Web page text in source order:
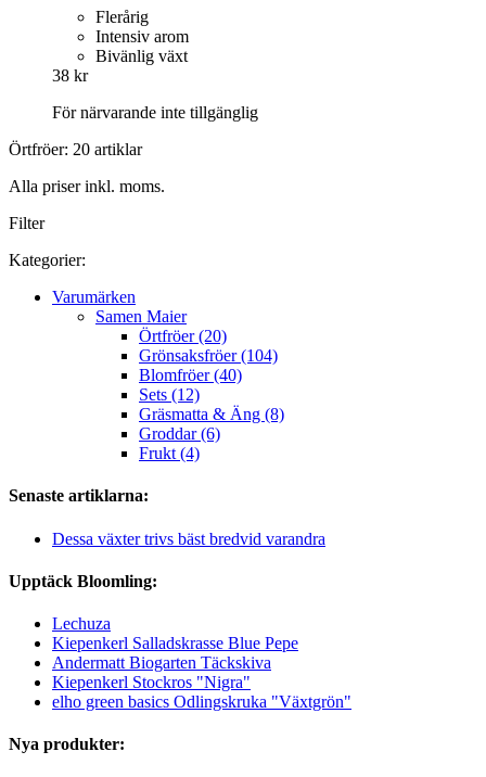
Flerårig
Intensiv arom
Bivänlig växt
38 kr
För närvarande inte tillgänglig
Örtfröer: 20 artiklar
Alla priser inkl. moms.
Filter
Kategorier:
Varumärken
Samen Maier
Örtfröer (20)
Grönsaksfröer (104)
Blomfröer (40)
Sets (12)
Gräsmatta & Äng (8)
Groddar (6)
Frukt (4)
Senaste artiklarna:
Dessa växter trivs bäst bredvid varandra
Upptäck Bloomling:
Lechuza
Kiepenkerl Salladskrasse Blue Pepe
Andermatt Biogarten Täckskiva
Kiepenkerl Stockros "Nigra"
elho green basics Odlingskruka "Växtgrön"
Nya produkter: